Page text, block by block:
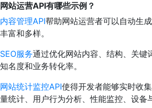
网站运营API有哪些示例？
内容管理API帮助网站运营者可以自动生
丰富和多样。
SEO服务通过优化网站内容、结构、关键
知名度和业务转化率。
网站统计监控API使得开发者能够实时收
量统计、用户行为分析、性能监控、设备